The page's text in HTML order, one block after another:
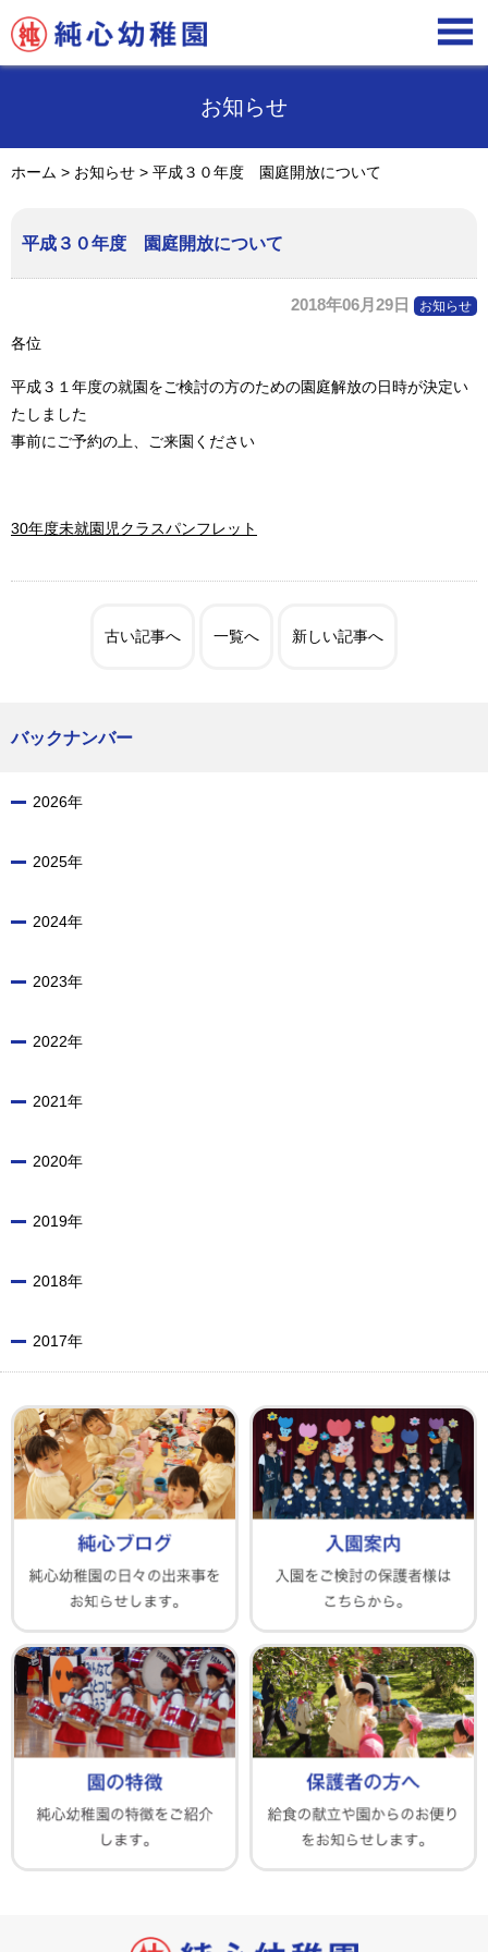

お知らせ
ホーム > お知らせ > 平成３０年度 園庭開放について
平成３０年度 園庭開放について
2018年06月29日 お知らせ
各位
平成３１年度の就園をご検討の方のための園庭解放の日時が決定い
たしました
事前にご予約の上、ご来園ください
30年度未就園児クラスパンフレット
古い記事へ 一覧へ 新しい記事へ
バックナンバー
2026年
2025年
2024年
2023年
2022年
2021年
2020年
2019年
2018年
2017年